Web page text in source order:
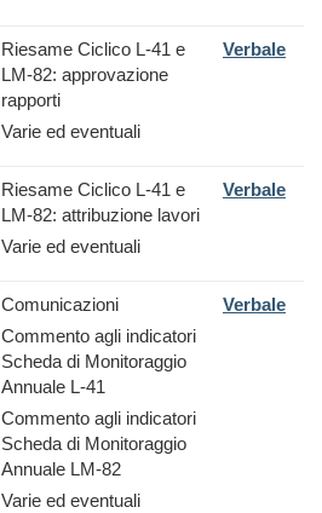
Riesame Ciclico L-41 e
LM-82: approvazione
rapporti
Varie ed eventuali
Verbale
Riesame Ciclico L-41 e
LM-82: attribuzione lavori
Varie ed eventuali
Verbale
Comunicazioni
Commento agli indicatori
Scheda di Monitoraggio
Annuale L-41
Commento agli indicatori
Scheda di Monitoraggio
Annuale LM-82
Varie ed eventuali
Verbale